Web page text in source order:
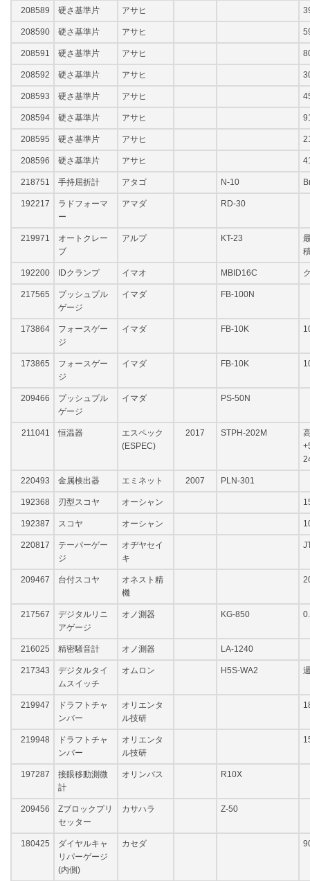
208589 硬さ基準片 アサヒ
208590 硬さ基準片 アサヒ
208591 硬さ基準片 アサヒ
208592 硬さ基準片 アサヒ
208593 硬さ基準片 アサヒ
208594 硬さ基準片 アサヒ
208595 硬さ基準片 アサヒ
208596 硬さ基準片 アサヒ
218751 手持屈折計 アタゴ N-10
192217
ラドフォーマ
ー
アマダ RD-30
219971
オートクレー
ブ
アルプ KT-23
192200 IDクランプ イマオ MBID16C
217565
プッシュプル
ゲージ
イマダ FB-100N
173864
フォースゲー
ジ
イマダ FB-10K
173865
フォースゲー
ジ
イマダ FB-10K
209466
プッシュプル
ゲージ
イマダ PS-50N
211041 恒温器
エスペック
(ESPEC)
2017 STPH-202M
220493 金属検出器 エミネット 2007 PLN-301
192368 刃型スコヤ オーシャン
192387 スコヤ オーシャン
220817
テーパーゲー
ジ
オヂヤセイ
キ
209467 台付スコヤ
オネスト精
機
217567
デジタルリニ
アゲージ
オノ測器 KG-850
216025 精密騒音計 オノ測器 LA-1240
217343
デジタルタイ
ムスイッチ
オムロン H5S-WA2
219947
ドラフトチャ
ンバー
オリエンタ
ル技研
219948
ドラフトチャ
ンバー
オリエンタ
ル技研
197287
接眼移動測微
計
オリンパス R10X
209456
Zブロックプリ
セッター
カサハラ Z-50
180425
ダイヤルキャ
リパーゲージ
(内側)
カセダ